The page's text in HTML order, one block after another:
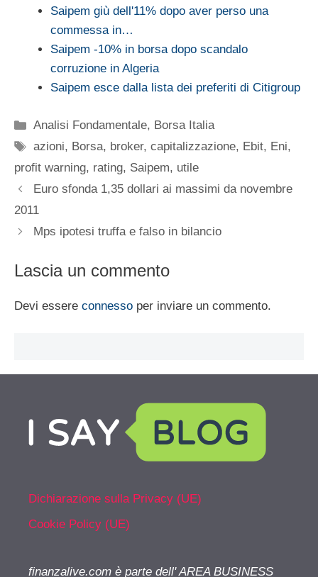
Saipem giù dell'11% dopo aver perso una
commessa in…
Saipem -10% in borsa dopo scandalo
corruzione in Algeria
Saipem esce dalla lista dei preferiti di Citigroup
Categorie
Analisi Fondamentale, Borsa Italia
Tag
azioni, Borsa, broker,capitalizzazione, Ebit, Eni,
profit warning, rating, Saipem, utile
Euro sfonda 1,35 dollari ai massimi da novembre
2011
Mps ipotesi truffa e falso in bilancio
Lascia un commento
Devi essere connesso per inviare un commento.
Dichiarazione sulla Privacy (UE)
Cookie Policy (UE)
finanzalive.com è parte dell' AREA BUSINESS